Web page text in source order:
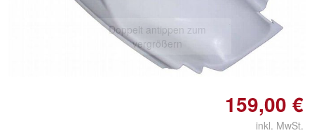
Doppelt antippen zum
vergrößern
159,00 €
inkl. MwSt.